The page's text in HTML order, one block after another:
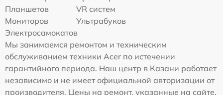
Планшетов
VR систем
Мониторов
Ультрабуков
Электросамокатов
Мы занимаемся ремонтом и техническим
обслуживанием техники Acer по истечении
гарантийного периода. Наш центр в Казани работает
независимо и не имеет официальной авторизации от
производителя. Цены на ремонт, указанные на сайте,